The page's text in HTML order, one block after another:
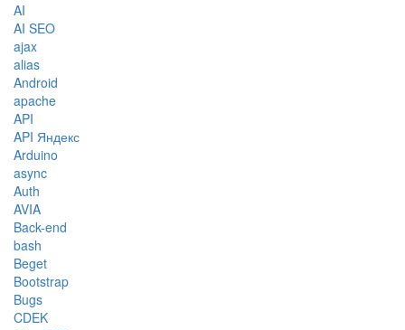
AI
AI SEO
ajax
alias
Android
apache
API
API Яндекс
Arduino
async
Auth
AVIA
Back-end
bash
Beget
Bootstrap
Bugs
CDEK